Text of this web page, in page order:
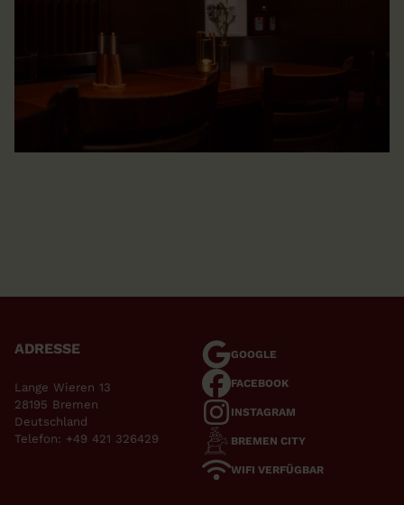
ADRESSE
Lange Wieren 13
28195 Bremen
Deutschland
Telefon: +49 421 326429
GOOGLE
FACEBOOK
INSTAGRAM
BREMEN CITY
WIFI VERFÜGBAR